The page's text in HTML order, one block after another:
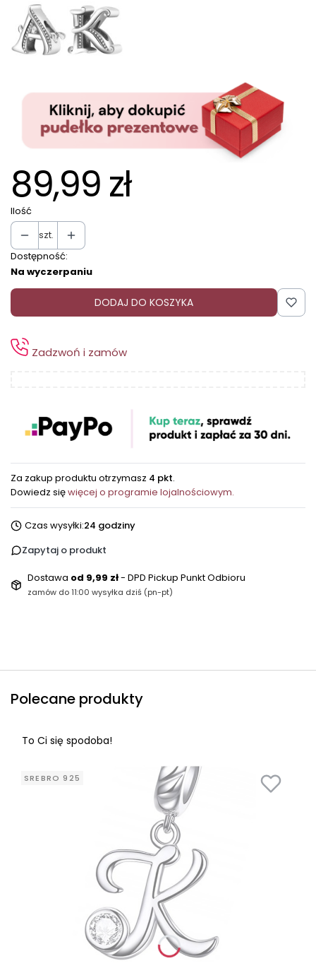
89,99 zł
Ilość
szt.
Dostępność:
Na wyczerpaniu
DODAJ DO KOSZYKA
Zadzwoń i zamów
Za zakup produktu otrzymasz 4 pkt.
Dowiedz sięwięcej o programie lojalnościowym.
Czas wysyłki:24 godziny
Zapytaj o produkt
Dostawa od 9,99 zł- DPD Pickup Punkt Odbioru
zamów do 11:00 wysyłka dziś (pn-pt)
Polecane produkty
To Ci się spodoba!
SREBRO 925